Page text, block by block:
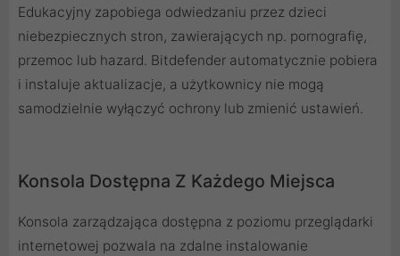
Edukacyjny zapobiega odwiedzaniu przez dzieci
niebezpiecznych stron, zawierających np. pornografię,
przemoc lub hazard. Bitdefender automatycznie pobiera
i instaluje aktualizacje, a użytkownicy nie mogą
samodzielnie wyłączyć ochrony lub zmienić ustawień.
Konsola Dostępna Z Każdego Miejsca
Konsola zarządzająca dostępna z poziomu przeglądarki
internetowej pozwala na zdalne instalowanie